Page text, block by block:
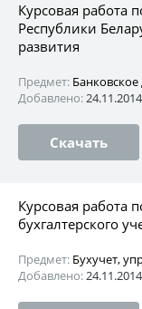
Курсовая работа
Республики
развития
Предмет: Банковское
Добавлено:24.11.2014
Скачать
Курсовая работа
бухгалтерского
Предмет: Бухучет,
Добавлено:24.11.2014